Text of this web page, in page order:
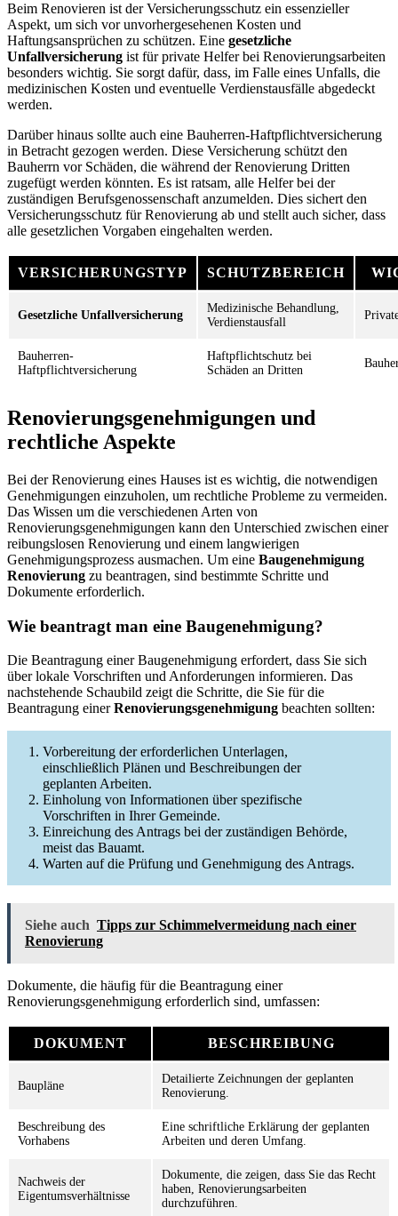
Beim Renovieren ist der Versicherungsschutz ein essenzieller
Aspekt, um sich vor unvorhergesehenen Kosten und
Haftungsansprüchen zu schützen. Eine gesetzliche
Unfallversicherung ist für private Helfer bei Renovierungsarbeiten
besonders wichtig. Sie sorgt dafür, dass, im Falle eines Unfalls, die
medizinischen Kosten und eventuelle Verdienstausfälle abgedeckt
werden.
Darüber hinaus sollte auch eine Bauherren-Haftpflichtversicherung
in Betracht gezogen werden. Diese Versicherung schützt den
Bauherrn vor Schäden, die während der Renovierung Dritten
zugefügt werden könnten. Es ist ratsam, alle Helfer bei der
zuständigen Berufsgenossenschaft anzumelden. Dies sichert den
Versicherungsschutz für Renovierung ab und stellt auch sicher, dass
alle gesetzlichen Vorgaben eingehalten werden.
VERSICHERUNGSTYP SCHUTZBEREICH
Gesetzliche Unfallversicherung
Medizinische Behandlung,
Verdienstausfall
Bauherren-
Haftpflichtversicherung
Haftpflichtschutz bei
Schäden an Dritten
Renovierungsgenehmigungen und
rechtliche Aspekte
Bei der Renovierung eines Hauses ist es wichtig, die notwendigen
Genehmigungen einzuholen, um rechtliche Probleme zu vermeiden.
Das Wissen um die verschiedenen Arten von
Renovierungsgenehmigungen kann den Unterschied zwischen einer
reibungslosen Renovierung und einem langwierigen
Genehmigungsprozess ausmachen. Um eine Baugenehmigung
Renovierung zu beantragen, sind bestimmte Schritte und
Dokumente erforderlich.
Wie beantragt man eine Baugenehmigung?
Die Beantragung einer Baugenehmigung erfordert, dass Sie sich
über lokale Vorschriften und Anforderungen informieren. Das
nachstehende Schaubild zeigt die Schritte, die Sie für die
Beantragung einerRenovierungsgenehmigung beachten sollten:
Vorbereitung der erforderlichen Unterlagen,
einschließlich Plänen und Beschreibungen der
geplanten Arbeiten.
Einholung von Informationen über spezifische
Vorschriften in Ihrer Gemeinde.
Einreichung des Antrags bei der zuständigen Behörde,
meist das Bauamt.
Warten auf die Prüfung und Genehmigung des Antrags.
Siehe auch Tipps zur Schimmelvermeidung nach einer
Renovierung
Dokumente, die häufig für die Beantragung einer
Renovierungsgenehmigung erforderlich sind, umfassen:
DOKUMENT BESCHREIBUNG
Baupläne
Detailierte Zeichnungen der geplanten
Renovierung.
Beschreibung des
Vorhabens
Eine schriftliche Erklärung der geplanten
Arbeiten und deren Umfang.
Nachweis der
Eigentumsverhältnisse
Dokumente, die zeigen, dass Sie das Recht
haben, Renovierungsarbeiten
durchzuführen.